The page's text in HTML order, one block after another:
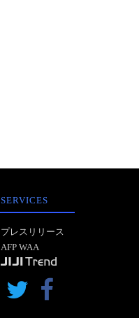
SERVICES
プレスリリース
AFP WAA